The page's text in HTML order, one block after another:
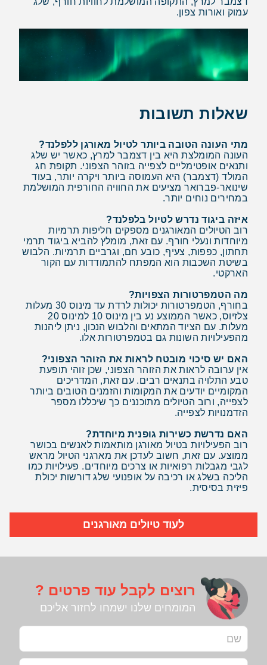
עמוק ואורות צפון.
שאלות תשובות
מתי העונה הטובה ביותר לטיול מאורגן ללפלנד?
העונה המומלצת היא בין דצמבר למרץ, כאשר יש שלג
ותנאים אופטימליים לצפייה בזוהר הצפוני. תקופת חג
המולד (דצמבר) היא העמוסה ביותר ויקרה יותר, בעוד
שינואר-פברואר מציעים את החוויה החורפית המושלמת
במחירים נוחים יותר.
איזה ביגוד נדרש לטיול בלפלנד?
רוב הטיולים המאורגנים מספקים חליפות תרמיות
מיוחדות ונעלי חורף. עם זאת, מומלץ להביא ביגוד תרמי
תחתון, כפפות, צעיף, כובע חם, וגרביים תרמיות. הלבוש
בשיטת השכבות הוא המפתח להתמודדות עם הקור
הארקטי.
מה הטמפרטורות הצפויות?
בחורף, הטמפרטורות יכולות לרדת עד מינוס 30 מעלות
צלזיוס, כאשר הממוצע נע בין מינוס 10 למינוס 20
מעלות. עם הציוד המתאים והלבוש הנכון, ניתן ליהנות
מהפעילויות השונות גם בטמפרטורות אלו.
האם יש סיכוי מובטח לראות את הזוהר הצפוני?
אין ערובה לראות את הזוהר הצפוני, שכן זוהי תופעת
טבע התלויה בתנאים רבים. עם זאת, המדריכים
המקומיים יודעים את המקומות והזמנים הטובים ביותר
לצפייה, ורוב הטיולים מתוכננים כך שיכללו מספר
הזדמנויות לצפייה.
האם נדרשת כשירות גופנית מיוחדת?
רוב הפעילויות בטיול מאורגן מותאמות לאנשים בכושר
ממוצע. עם זאת, חשוב לעדכן את מארגני הטיול מראש
לגבי מגבלות רפואיות או צרכים מיוחדים. פעילויות כמו
הליכה בשלג או רכיבה על אופנועי שלג דורשות יכולת
פיזית בסיסית.
לעוד טיולים מאורגנים
רוצים לקבל עוד פרטים ?
המומחים שלנו ישמחו לחזור אליכם